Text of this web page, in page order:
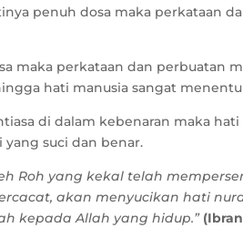
penuh dosa maka perkataan
maka perkataan dan perbuatan
hati manusia sangat
di dalam kebenaran maka
suci dan benar.
Roh yang kekal telah
akan menyucikan hati
kepada Allah yang hidup.”